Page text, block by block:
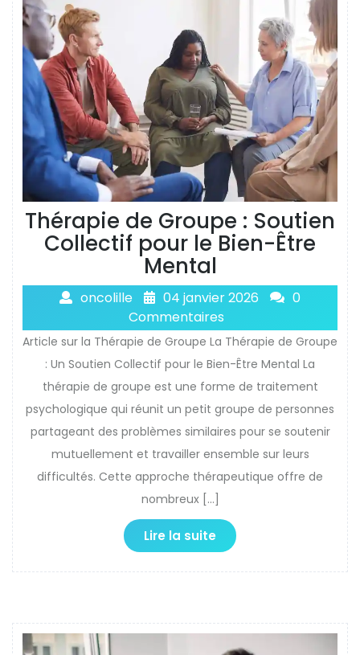
Thérapie de Groupe : Soutien
Collectif pour le Bien-Être
Mental
oncolille 04 janvier 2026
0
Commentaires
Article sur la Thérapie de Groupe La Thérapie de Groupe
: Un Soutien Collectif pour le Bien-Être Mental La
thérapie de groupe est une forme de traitement
psychologique qui réunit un petit groupe de personnes
partageant des problèmes similaires pour se soutenir
mutuellement et travailler ensemble sur leurs
difficultés. Cette approche thérapeutique offre de
nombreux […]
Lire la suite